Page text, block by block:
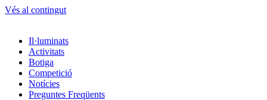
Vés al contingut
Il·luminats
Activitats
Botiga
Competició
Notícies
Preguntes Freqüents